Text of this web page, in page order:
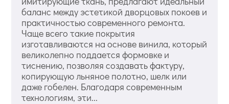
баланс между эстетикой дворцовых покоев и
практичностью современного ремонта.
Чаще всего такие покрытия
изготавливаются на основе винила, который
великолепно поддается формовке и
тиснению, позволяя создавать фактуру,
копирующую льняное полотно, шелк или
даже гобелен. Благодаря современным
технологиям, эти...